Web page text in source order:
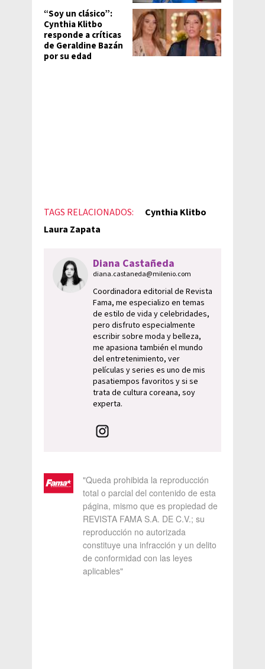
“Soy un clásico”:
Cynthia Klitbo
responde a críticas
de Geraldine Bazán
por su edad
TAGS RELACIONADOS:
Cynthia Klitbo
Laura Zapata
Diana Castañeda
diana.castaneda@milenio.com
Coordinadora editorial de Revista
Fama, me especializo en temas
de estilo de vida y celebridades,
pero disfruto especialmente
escribir sobre moda y belleza,
me apasiona también el mundo
del entretenimiento, ver
películas y series es uno de mis
pasatiempos favoritos y si se
trata de cultura coreana, soy
experta.
"Queda prohibida la reproducción
total o parcial del contenido de esta
página, mismo que es propiedad de
REVISTA FAMA S.A. DE C.V.; su
reproducción no autorizada
constituye una infracción y un delito
de conformidad con las leyes
aplicables"